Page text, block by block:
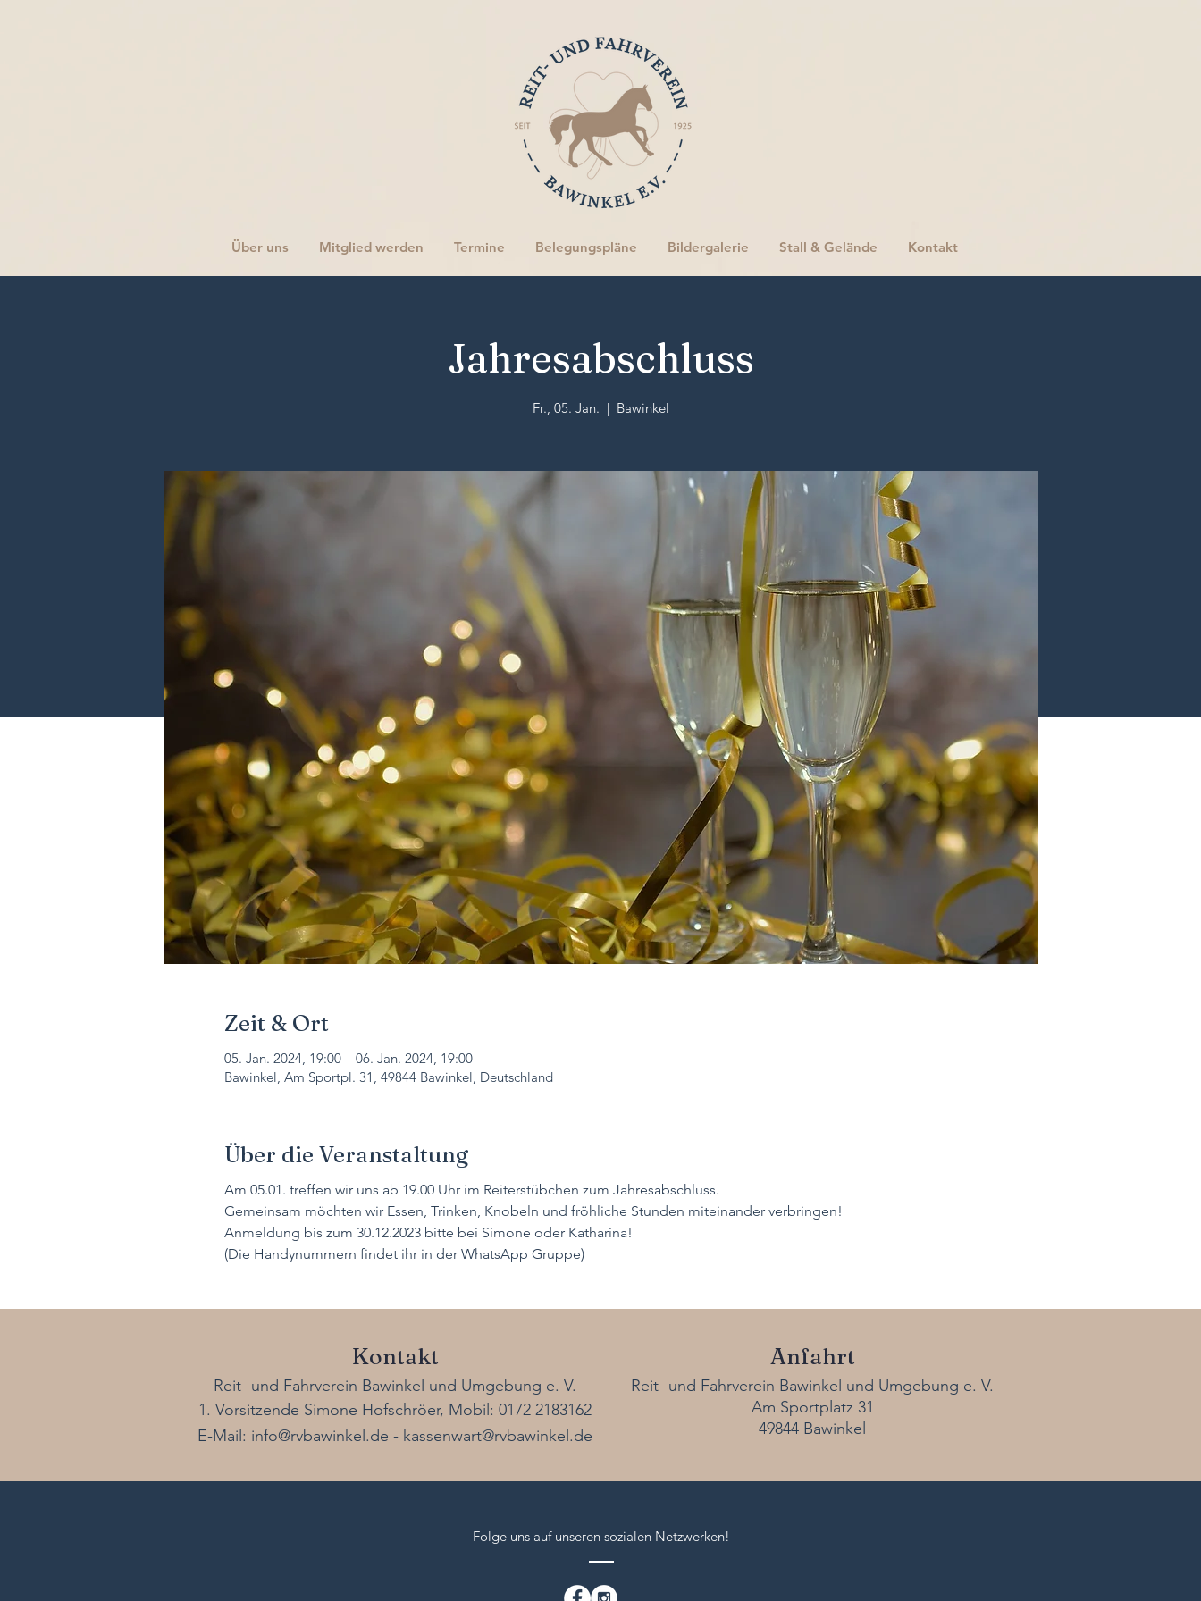
Über uns Mitglied werden Termine Belegungspläne Bildergalerie Stall & Gelände Kontakt
Jahresabschluss
Fr., 05. Jan.
  |
Bawinkel
Zeit & Ort
05. Jan. 2024, 19:00 – 06. Jan. 2024, 19:00
Bawinkel, Am Sportpl. 31, 49844 Bawinkel, Deutschland
Über die Veranstaltung
Am 05.01. treffen wir uns ab 19.00 Uhr im Reiterstübchen zum Jahresabschluss.
Gemeinsam möchten wir Essen, Trinken, Knobeln und fröhliche Stunden miteinander verbringen!
Anmeldung bis zum 30.12.2023 bitte bei Simone oder Katharina!
(Die Handynummern findet ihr in der WhatsApp Gruppe)
Kontakt
Reit- und Fahrverein Bawinkel und Umgebung e. V.
1. Vorsitzende Simone Hofschröer, Mobil: 0172 2183162
E-Mail: info@rvbawinkel.de - kassenwart@rvbawinkel.de
Anfahrt
Reit- und Fahrverein Bawinkel und Umgebung e. V.
Am Sportplatz 31
49844 Bawinkel
Folge uns auf unseren sozialen Netzwerken!